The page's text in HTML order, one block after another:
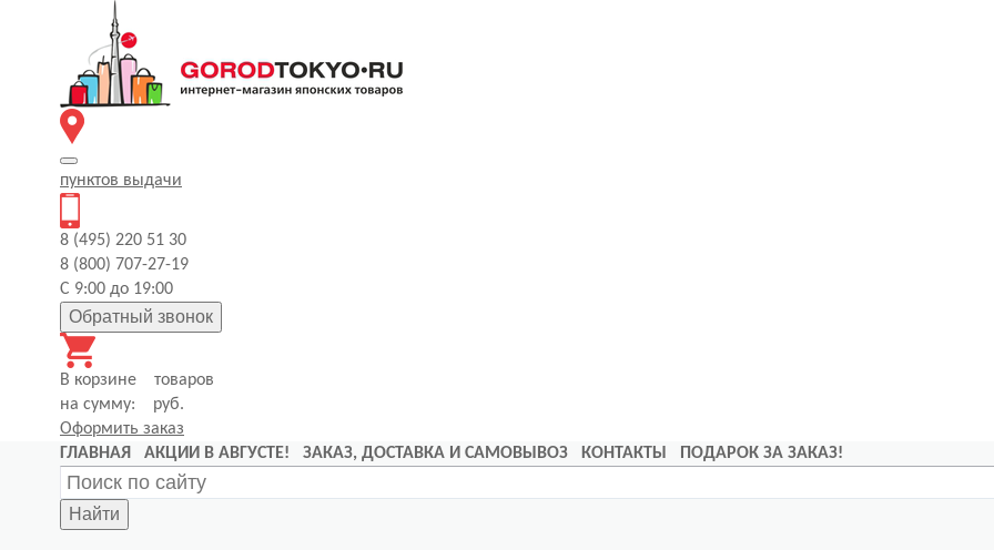
пунктов выдачи
8 (495) 220 51 30
8 (800) 707-27-19
С 9:00 до 19:00
Обратный звонок
В корзине
товаров
на сумму:
руб.
Оформить заказ
ГЛАВНАЯ
АКЦИИ В АВГУСТЕ! ЗАКАЗ, ДОСТАВКА И САМОВЫВОЗ КОНТАКТЫ ПОДАРОК ЗА ЗАКАЗ!
Найти